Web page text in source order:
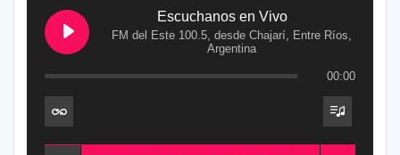
Escuchanos en Vivo
FM del Este 100.5, desde Chajarí, Entre Ríos,
Argentina
00:00